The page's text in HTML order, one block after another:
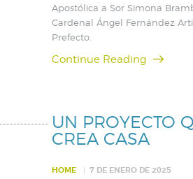
Apostólica a Sor Simona
Cardenal Ángel Fernández
Prefecto.
Continue Reading
UN PROYECTO
CREA CASA
HOME 7 DE ENERO DE 2025